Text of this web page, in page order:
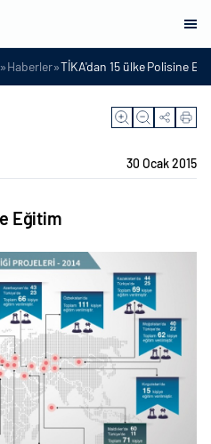
»Haberler»TİKA'dan 15 ülke Polisine
30 Ocak 2015
Eğitim